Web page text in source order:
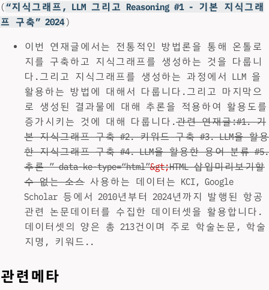
(“지식그래프, LLM 그리고 Reasoning #1 - 기본 지식그래
프 구축” 2024)
이번 연재글에서는 전통적인 방법론을 통해 온톨로
지를 구축하고 지식그래프를 생성하는 것을 다룹니
다.그리고 지식그래프를 생성하는 과정에서 LLM 을
활용하는 방법에 대해서 다룹니다.그리고 마지막으
로 생성된 결과물에 대해 추론을 적용하여 활용도를
증가시키는 것에 대해 다룹니다.관련 연재글:#1. 기
본 지식그래프 구축 #2. 키워드 구축 #3. LLM을 활용
한 지식그래프 구축 #4. LLM을 활용한 용어 분류 #5.
추론 ” data-ke-type=“html”&gt;HTML 삽입미리보기할
수 없는 소스 사용하는 데이터는 KCI, Google
Scholar 등에서 2010년부터 2024년까지 발행된 항공
관련 논문데이터를 수집한 데이터셋을 활용합니다.
데이터셋의 양은 총 213건이며 주로 학술논문, 학술
지명, 키워드..
관련메타